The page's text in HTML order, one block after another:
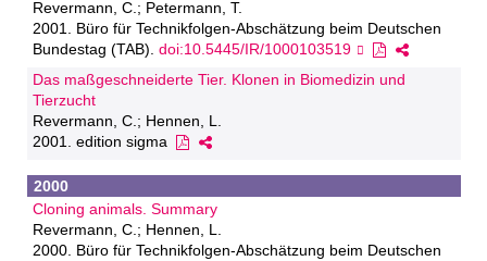
Revermann, C.; Petermann, T.
2001. Büro für Technikfolgen-Abschätzung beim Deutschen
Bundestag (TAB). doi:10.5445/IR/1000103519
Das maßgeschneiderte Tier. Klonen in Biomedizin und
Tierzucht
Revermann, C.; Hennen, L.
2001. edition sigma
2000
Cloning animals. Summary
Revermann, C.; Hennen, L.
2000. Büro für Technikfolgen-Abschätzung beim Deutschen